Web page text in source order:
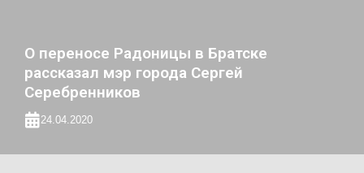
О переносе Радоницы в Братске
рассказал мэр города Сергей
Серебренников
24.04.2020